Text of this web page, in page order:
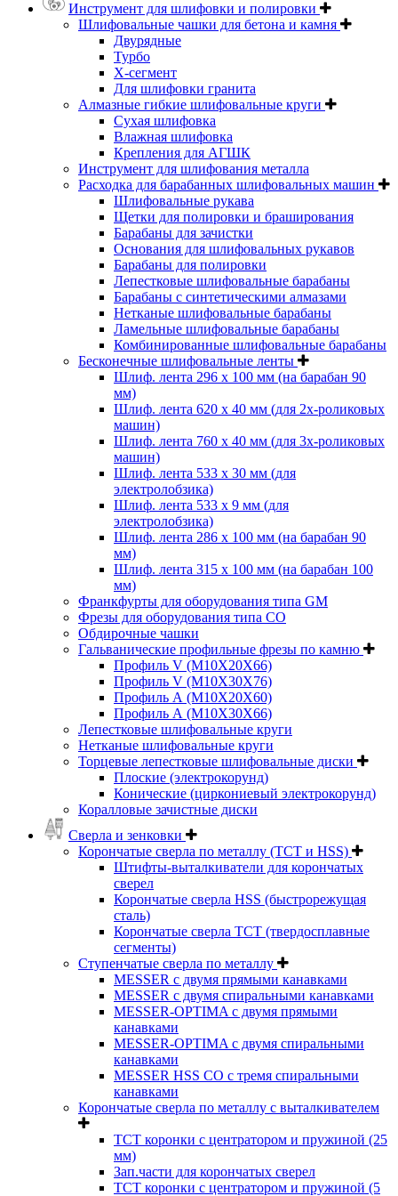
Инструмент для шлифовки и полировки
Шлифовальные чашки для бетона и камня
Двурядные
Турбо
Х-сегмент
Для шлифовки гранита
Алмазные гибкие шлифовальные круги
Cухая шлифовка
Влажная шлифовка
Крепления для АГШК
Инструмент для шлифования металла
Расходка для барабанных шлифовальных машин
Шлифовальные рукава
Щетки для полировки и браширования
Барабаны для зачистки
Основания для шлифовальных рукавов
Барабаны для полировки
Лепестковые шлифовальные барабаны
Барабаны с синтетическими алмазами
Нетканые шлифовальные барабаны
Ламельные шлифовальные барабаны
Комбинированные шлифовальные барабаны
Бесконечные шлифовальные ленты
Шлиф. лента 296 х 100 мм (на барабан 90
мм)
Шлиф. лента 620 х 40 мм (для 2х-роликовых
машин)
Шлиф. лента 760 х 40 мм (для 3х-роликовых
машин)
Шлиф. лента 533 х 30 мм (для
электролобзика)
Шлиф. лента 533 х 9 мм (для
электролобзика)
Шлиф. лента 286 х 100 мм (на барабан 90
мм)
Шлиф. лента 315 х 100 мм (на барабан 100
мм)
Франкфурты для оборудования типа GM
Фрезы для оборудования типа СО
Обдирочные чашки
Гальванические профильные фрезы по камню
Профиль V (M10X20X66)
Профиль V (M10X30X76)
Профиль А (М10Х20Х60)
Профиль А (М10Х30Х66)
Лепестковые шлифовальные круги
Нетканые шлифовальные круги
Торцевые лепестковые шлифовальные диски
Плоские (электрокорунд)
Конические (циркониевый электрокорунд)
Коралловые зачистные диски
Сверла и зенковки
Корончатые сверла по металлу (TCT и HSS)
Штифты-выталкиватели для корончатых
сверел
Корончатые сверла HSS (быстрорежущая
сталь)
Корончатые сверла TCT (твердосплавные
сегменты)
Ступенчатые сверла по металлу
MESSER с двумя прямыми канавками
MESSER с двумя спиральными канавками
MESSER-OPTIMA с двумя прямыми
канавками
MESSER-OPTIMA с двумя спиральными
канавками
MESSER HSS CО с тремя спиральными
канавками
Корончатые сверла по металлу c выталкивателем
ТСТ коронки с центратором и пружиной (25
мм)
Зап.части для корончатых сверел
ТСТ коронки с центратором и пружиной (5